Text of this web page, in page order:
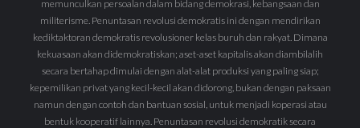
memunculkan persoalan dalam bidang demokrasi, kebangsaan dan
militerisme. Penuntasan revolusi demokratis ini dengan mendirikan
kediktaktoran demokratis revolusioner kelas buruh dan rakyat. Dimana
kekuasaan akan didemokratiskan; aset-aset kapitalis akan diambilalih
secara bertahap dimulai dengan alat-alat produksi yang paling siap;
kepemilikan privat yang kecil-kecil akan didorong, bukan dengan paksaan
namun dengan contoh dan bantuan sosial, untuk menjadi koperasi atau
bentuk kooperatif lainnya. Penuntasan revolusi demokratik secara